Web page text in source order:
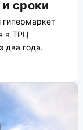
сроки
в ТРЦ
два года.